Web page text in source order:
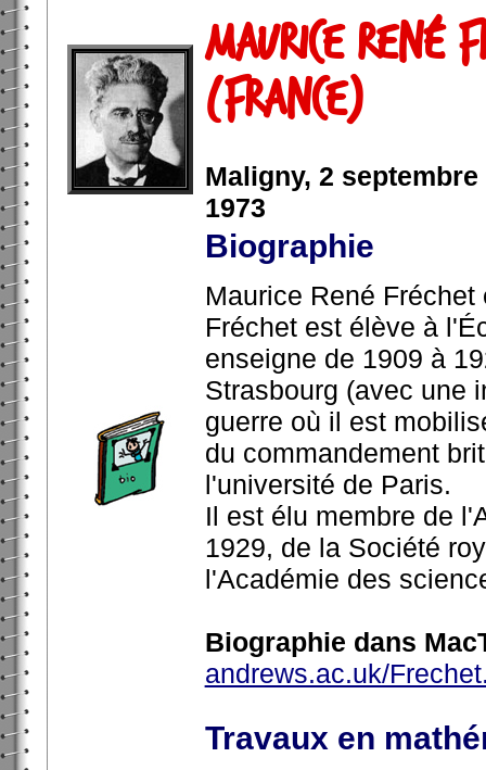
Maurice René
(France)
Maligny, 2
1973
Biographie
Maurice René
Fréchet est élève à
enseigne de 1909 à
Strasbourg (avec une
guerre où il est
du commandement
l'université de Paris.
Il est élu membre de
1929, de la Société
l'Académie des
Biographie dans
andrews.ac.uk/
Travaux en